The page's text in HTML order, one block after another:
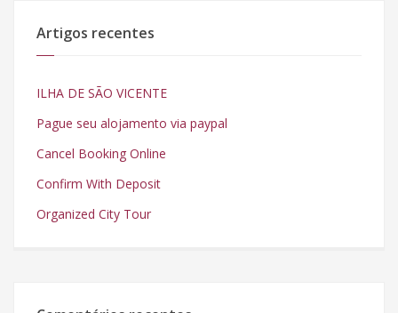
Artigos recentes
ILHA DE SÃO VICENTE
Pague seu alojamento via paypal
Cancel Booking Online
Confirm With Deposit
Organized City Tour